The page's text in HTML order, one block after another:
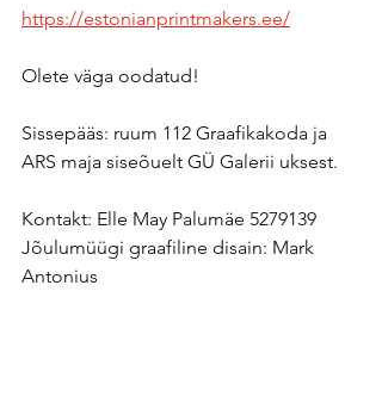
https://estonianprintmakers.ee/
Olete väga oodatud!
Sissepääs: ruum 112 Graafikakoda ja
ARS maja siseõuelt GÜ Galerii uksest.
Kontakt: Elle May Palumäe 5279139
Jõulumüügi graafiline disain: Mark
Antonius